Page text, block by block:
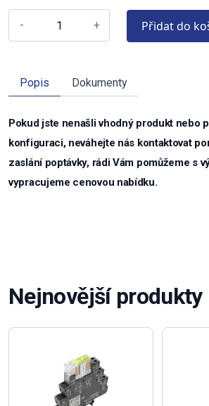
- + Přidat do
Popis Dokumenty
Pokud jste nenašli vhodný produkt nebo
konfiguraci, neváhejte nás kontaktovat
zaslání poptávky, rádi Vám pomůžeme s
vypracujeme cenovou nabídku.
Nejnovější produkty